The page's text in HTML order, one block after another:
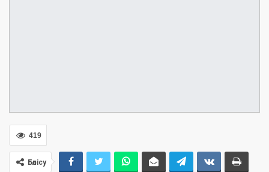
419
Бөлісу